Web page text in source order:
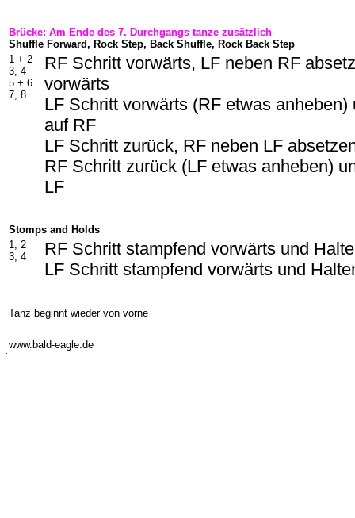
Brücke: Am Ende des 7. Durchgangs tanze zusätzlich
Shuffle Forward, Rock Step, Back Shuffle, Rock Back Step
1 + 2
3, 4
5 + 6
7, 8
RF Schritt vorwärts, LF neben RF
vorwärts
LF Schritt vorwärts (RF etwas
auf RF
LF Schritt zurück, RF neben LF
RF Schritt zurück (LF etwas anheben)
LF
Stomps and Holds
1, 2
3, 4
RF Schritt stampfend vorwärts und
LF Schritt stampfend vorwärts und
Tanz beginnt wieder von vorne
www.bald-eagle.de